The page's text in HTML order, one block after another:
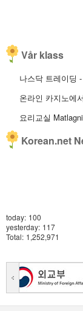
Vår klass
나스닥 트레이딩
온라인 카지노에
요리교실
한국어 중급반
Korean.net
today: 100
yesterday: 117
Total: 1,252,971